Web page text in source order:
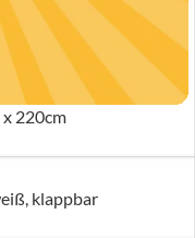
220cm
klappbar